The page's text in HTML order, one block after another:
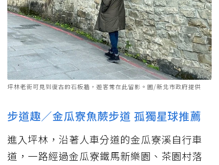
坪林老街可見到復古的石板牆，遊客常在此留影。圖/新北市政府提供
步道趣／金瓜寮魚蕨步道 孤獨星球推薦
進入坪林，沿著人車分道的金瓜寮溪自行車
道，一路經過金瓜寮鐵馬新樂園、茶園村落